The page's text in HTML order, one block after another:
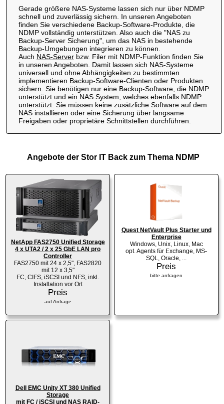
Gerade größere NAS-Systeme lassen sich nur über NDMP
schnell und zuverlässig sichern. In unseren Angeboten
finden Sie verschiedene Backup-Software-Produkte, die
NDMP vollständig unterstützen. Also auch die "NAS zu
Backup-Server Sicherung", um das NAS in bestehende
Backup-Umgebungen integrieren zu können.
Auch NAS-Serverbzw. Filer mit NDMP-Funktion finden Sie
in unseren Angeboten. Damit lassen sich NAS-Systeme
universell und ohne Abhängigkeiten zu bestimmten
implementieren Backup-Software-Clienten oder Produkten
sichern. Sie benötigen nur eine Backup-Software, die NDMP
unterstützt und ein NAS System, welches ebenfalls NDMP
unterstützt. Sie müssen keine zusätzliche Software auf dem
NAS installieren oder eine Sicherung über langsame
Freigaben oder proprietäre Schnittstellen durchführen.
Angebote der Stor IT Back zum Thema NDMP
NetApp FAS2750 Unified Storage
4 x UTA2 / 2 x 25 GbE LAN pro
Controller
FAS2750 mit 24 x 2,5", FAS2820
mit 12 x 3,5"
FC, CIFS, iSCSI und NFS, inkl.
Installation vor Ort
Preis
auf Anfrage
Quest NetVault Plus Starter und
Enterprise
Windows, Unix, Linux, Mac
opt. Agents für Exchange, MS-
SQL, Oracle, ...
Preis
bitte anfragen
Dell EMC Unity XT 380 Unified
Storage
mit FC / iSCSI und NAS RAID-